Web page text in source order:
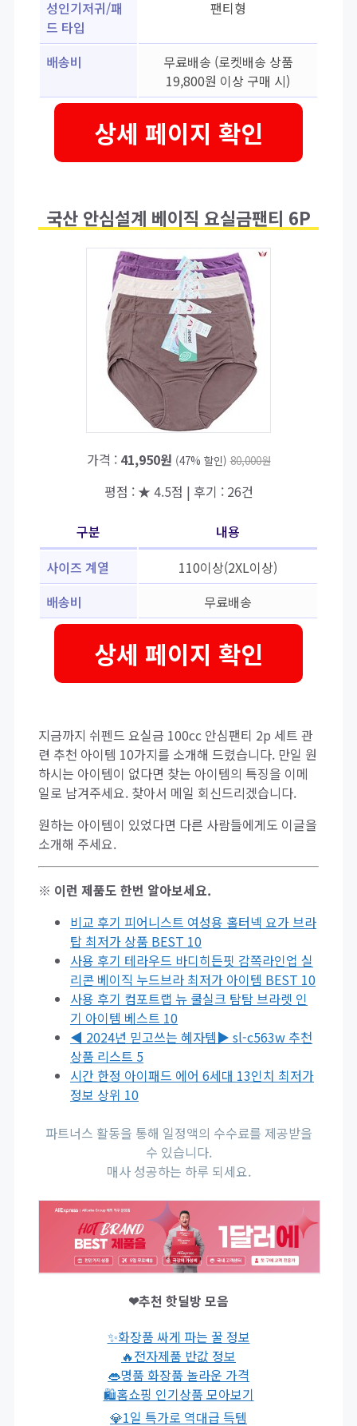
성인기저귀/패
드 타입
팬티형
배송비
무료배송 (로켓배송 상품
19,800원 이상 구매 시)
상세 페이지 확인
국산 안심설계 베이직 요실금팬티 6P
가격 : 41,950원 (47% 할인) 80,000원
평점 : ★ 4.5점 | 후기 : 26건
구분
내용
사이즈 계열
110이상(2XL이상)
배송비
무료배송
상세 페이지 확인
지금까지 쉬펜드 요실금 100cc 안심팬티 2p 세트 관
련 추천 아이템 10가지를 소개해 드렸습니다. 만일 원
하시는 아이템이 없다면 찾는 아이템의 특징을 이메
일로 남겨주세요. 찾아서 메일 회신드리겠습니다.
원하는 아이템이 있었다면 다른 사람들에게도 이글을
소개해 주세요.
※ 이런 제품도 한번 알아보세요.
비교 후기 피어니스트 여성용 홀터넥 요가 브라
탑 최저가 상품 BEST 10
사용 후기 테라우드 바디히든핏 감쪽라인업 실
리콘 베이직 누드브라 최저가 아이템 BEST 10
사용 후기 컴포트랩 뉴 쿨실크 탐탐 브라렛 인
기 아이템 베스트 10
◀ 2024년 믿고쓰는 혜자템▶ sl-c563w 추천
상품 리스트 5
시간 한정 아이패드 에어 6세대 13인치 최저가
정보 상위 10
파트너스 활동을 통해 일정액의 수수료를 제공받을
수 있습니다.
매사 성공하는 하루 되세요.
❤추천 핫딜방 모음
✨화장품 싸게 파는 꿀 정보
🔥전자제품 반값 정보
👄명품 화장품 놀라운 가격
🛍홈쇼핑 인기상품 모아보기
💎1일 특가로 역대급 득템